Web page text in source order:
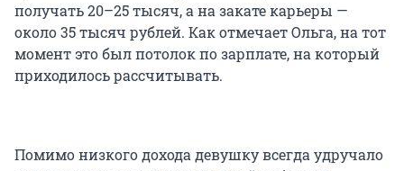
получать 20–25 тысяч, а на закате карьеры —
около 35 тысяч рублей. Как отмечает Ольга, на тот
момент это был потолок по зарплате, на который
приходилось рассчитывать.
Помимо низкого дохода девушку всегда удручало